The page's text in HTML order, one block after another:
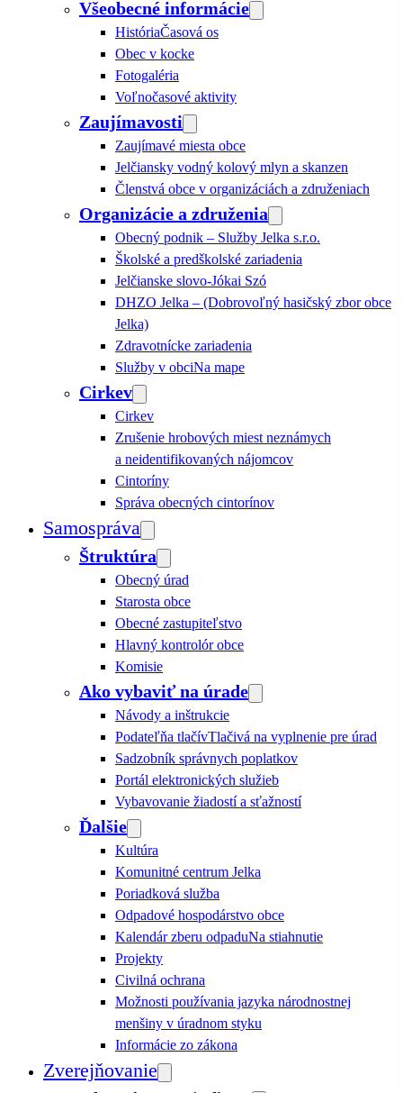
Všeobecné informácie
HistóriaČasová os
Obec v kocke
Fotogaléria
Voľnočasové aktivity
Zaujímavosti
Zaujímavé miesta obce
Jelčiansky vodný kolový mlyn a skanzen
Členstvá obce v organizáciách a združeniach
Organizácie a združenia
Obecný podnik – Služby Jelka s.r.o.
Školské a predškolské zariadenia
Jelčianske slovo-Jókai Szó
DHZO Jelka – (Dobrovoľný hasičský zbor obce
Jelka)
Zdravotnícke zariadenia
Služby v obciNa mape
Cirkev
Cirkev
Zrušenie hrobových miest neznámych
a neidentifikovaných nájomcov
Cintoríny
Správa obecných cintorínov
Samospráva
Štruktúra
Obecný úrad
Starosta obce
Obecné zastupiteľstvo
Hlavný kontrolór obce
Komisie
Ako vybaviť na úrade
Návody a inštrukcie
Podateľňa tlačívTlačivá na vyplnenie pre úrad
Sadzobník správnych poplatkov
Portál elektronických služieb
Vybavovanie žiadostí a sťažností
Ďalšie
Kultúra
Komunitné centrum Jelka
Poriadková služba
Odpadové hospodárstvo obce
Kalendár zberu odpaduNa stiahnutie
Projekty
Civilná ochrana
Možnosti používania jazyka národnostnej
menšiny v úradnom styku
Informácie zo zákona
Zverejňovanie